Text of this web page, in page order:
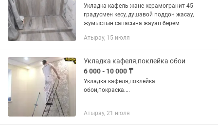
Укладка кафель жане керамогранит 45
градусмен кесу, душавой поддон жасау,
жумыстын сапасына жауап берем
Атырау, 15 июля
Укладка кафеля,поклейка обои
6 000 - 10 000 ₸
Укладка кафеля,поклейка
обои,покраска....
Атырау, 21 июля